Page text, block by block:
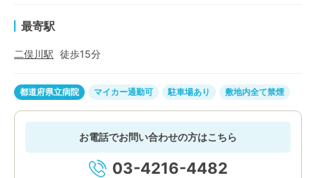
最寄駅
二俣川駅 徒歩15分
都道府県立病院 マイカー通勤可 駐車場あり 敷地内全て禁煙
お電話でお問い合わせの方はこちら
03-4216-4482